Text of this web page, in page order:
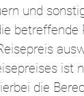
und
ist
die